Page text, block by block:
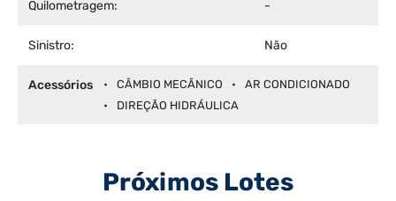
Quilometragem: -
Sinistro: Não
Acessórios CÂMBIO MECÂNICO
AR CONDICIONADO
DIREÇÃO HIDRÁULICA
Próximos Lotes